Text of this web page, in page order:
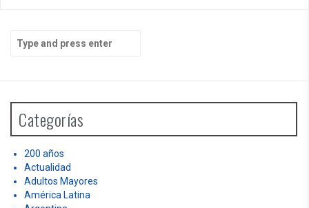
h
o
Categorías
200 años
Actualidad
Adultos Mayores
América Latina